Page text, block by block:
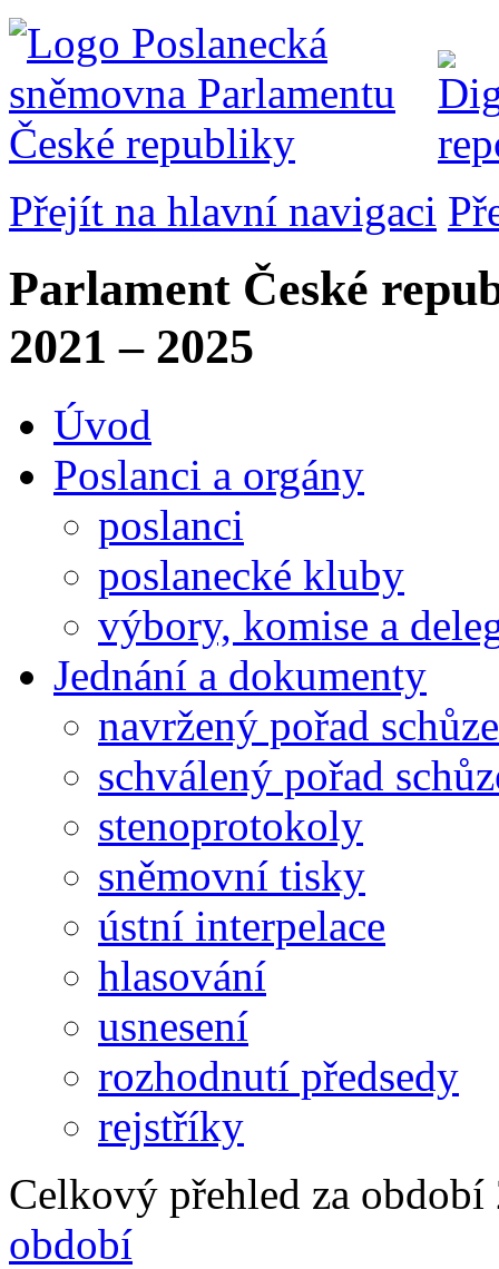
Přejít na hlavní navigaci
Parlament České
2021 – 2025
Úvod
Poslanci a orgány
poslanci
poslanecké kluby
výbory, komise a
Jednání a dokumenty
navržený pořad schůze
schválený pořad
stenoprotokoly
sněmovní tisky
ústní interpelace
hlasování
usnesení
rozhodnutí předsedy
rejstříky
Celkový přehled za období
období